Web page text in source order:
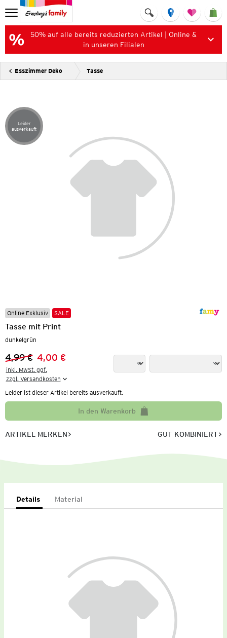
50% auf alle bereits reduzierten Artikel | Online &
in unseren Filialen
Esszimmer Deko Tasse
Artikel leider ausverkauft
Leider
ausverkauft
Online Exklusiv SALE
Tasse mit Print
dunkelgrün
Vorheriger Preis:
4,99 €
Neuer Preis:
4,00 €
inkl. MwSt. ggf.
zzgl. Versandkosten
Leider ist dieser Artikel bereits ausverkauft.
In den Warenkorb
ARTIKEL MERKEN GUT KOMBINIERT
Details Material